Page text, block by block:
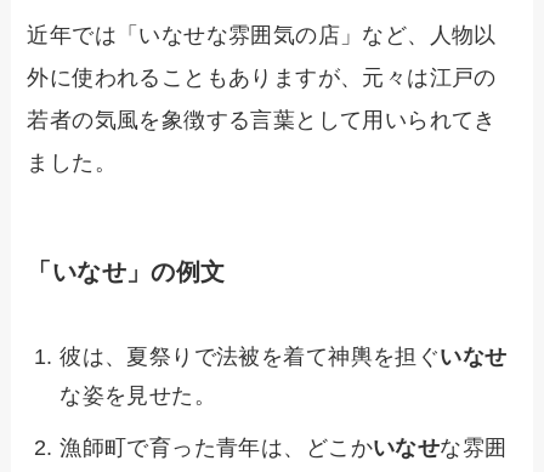
近年では「いなせな雰囲気の店」など、人物以
外に使われることもありますが、元々は江戸の
若者の気風を象徴する言葉として用いられてき
ました。
「いなせ」の例文
彼は、夏祭りで法被を着て神輿を担ぐいなせ
な姿を見せた。
漁師町で育った青年は、どこかいなせな雰囲